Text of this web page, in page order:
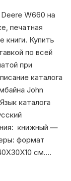
W660 на
печатная
книги. Купить
по всей
при
каталога
John
каталога
книжный —
формат
см.…